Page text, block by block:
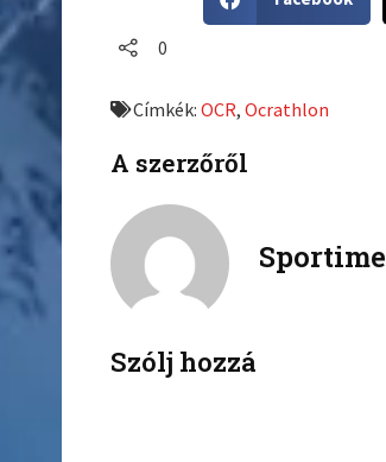
h
o
f
b
0
Címkék:OCR,Ocrathlon
A szerzőről
Sportime
Szólj hozzá